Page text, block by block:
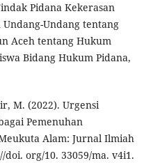
Pidana Kekerasan
Undang tentang
Aceh tentang Hukum
Bidang Hukum Pidana,
M. (2022). Urgensi
Pemenuhan
Alam: Jurnal Ilmiah
doi. org/10. 33059/ma. v4i1.